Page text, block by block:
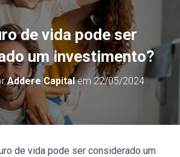
de vida pode ser
um investimento?
Addere Capitalem 22/05/2024
de vida pode ser considerado um